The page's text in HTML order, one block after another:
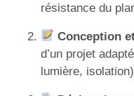
résistance du
Conception
d’un projet
lumière,